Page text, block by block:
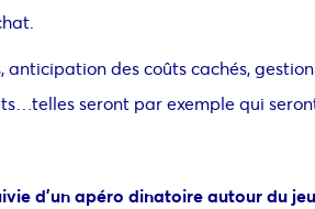
anticipation des coûts cachés,
seront par exemple qui
d’un apéro dinatoire autour du